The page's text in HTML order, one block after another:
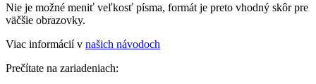
Nie je možné meniť veľkosť písma, formát je preto vhodný skôr pre
väčšie obrazovky.
Viac informácií v našich návodoch
Prečítate na zariadeniach: